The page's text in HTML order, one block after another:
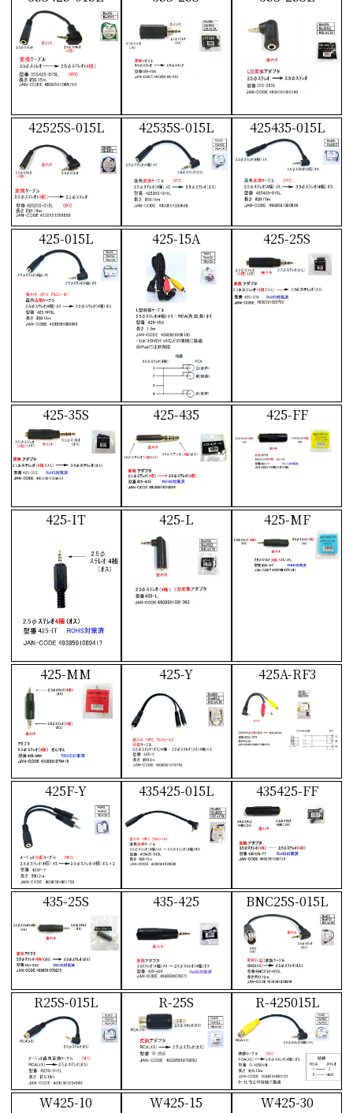
42525S-015L 42535S-015L 425435-015L
425-015L 425-15A 425-25S
425-35S 425-435 425-FF
425-IT 425-L 425-MF
425-MM 425-Y 425A-RF3
425F-Y 435425-015L 435425-FF
435-25S 435-425 BNC25S-015L
R25S-015L R-25S R-425015L
W425-10 W425-15 W425-30